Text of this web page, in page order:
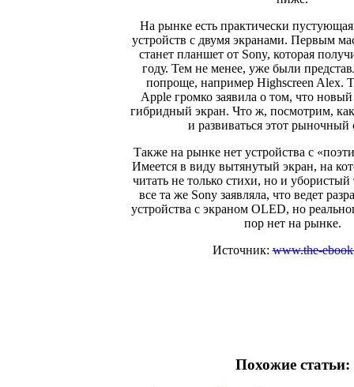
На рынке есть практически
устройств с двумя экранами. Первым
станет планшет от Sony, которая
году. Тем не менее, уже были
попроще, например Highscreen Alex.
Apple громко заявила о том, что новый
гибридный экран. Что ж, посмотрим, как
и развиваться этот рыночный
Также на рынке нет устройства с
Имеется в виду вытянутый экран, на
читать не только стихи, но и убористый
все та же Sony заявляла, что ведет
устройства с экраном OLED, но
пор нет на рынке.
Источник:www.the-
Похожие статьи: